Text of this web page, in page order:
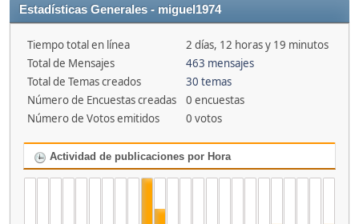
Estadísticas Generales - miguel1974
Tiempo total en línea
2 días, 12 horas y 19 minutos
Total de Mensajes
463 mensajes
Total de Temas creados
30 temas
Número de Encuestas creadas
0 encuestas
Número de Votos emitidos
0 votos
Actividad de publicaciones por Hora